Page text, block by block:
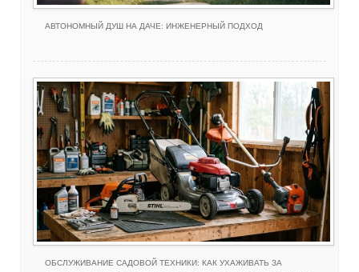
АВТОНОМНЫЙ ДУШ НА ДАЧЕ: ИНЖЕНЕРНЫЙ ПОДХОД
ОБСЛУЖИВАНИЕ САДОВОЙ ТЕХНИКИ: КАК УХАЖИВАТЬ ЗА